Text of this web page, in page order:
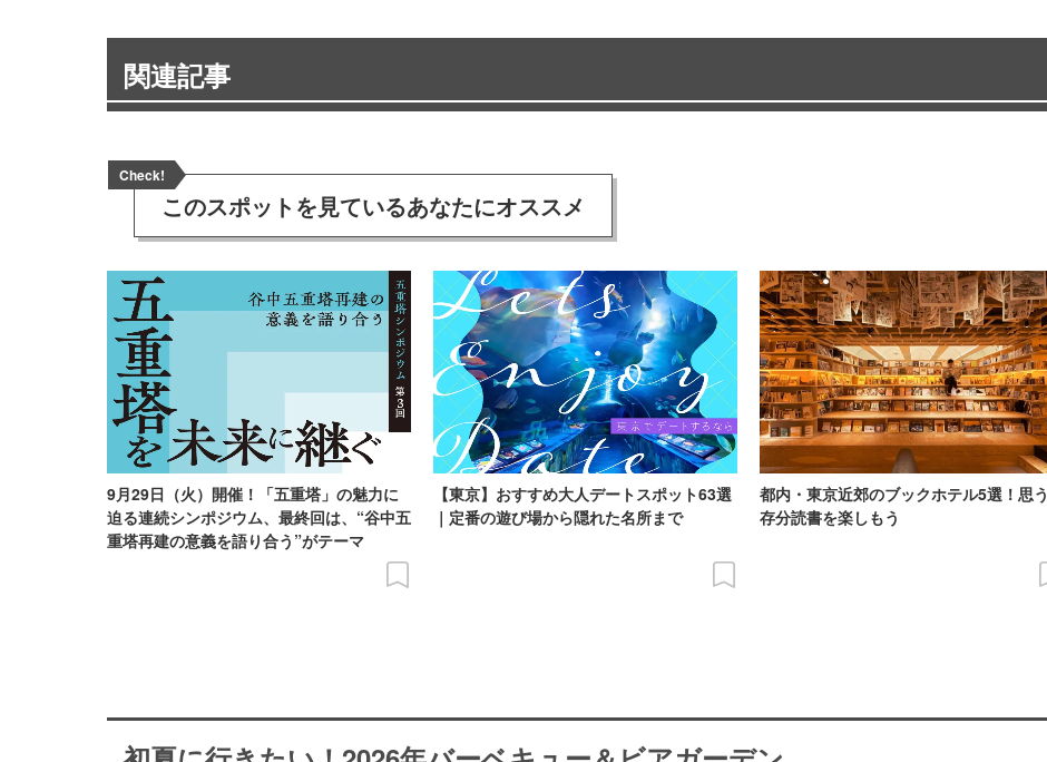
関連記事
Check!
このスポットを見ているあなたにオススメ
9月29日（火）開催！「五重塔」の魅力に
迫る連続シンポジウム、最終回は、“谷中五
重塔再建の意義を語り合う”がテーマ
【東京】おすすめ大人デートスポット63選
｜定番の遊び場から隠れた名所まで
都内・東京近郊のブックホテル5選！思う
存分読書を楽しもう